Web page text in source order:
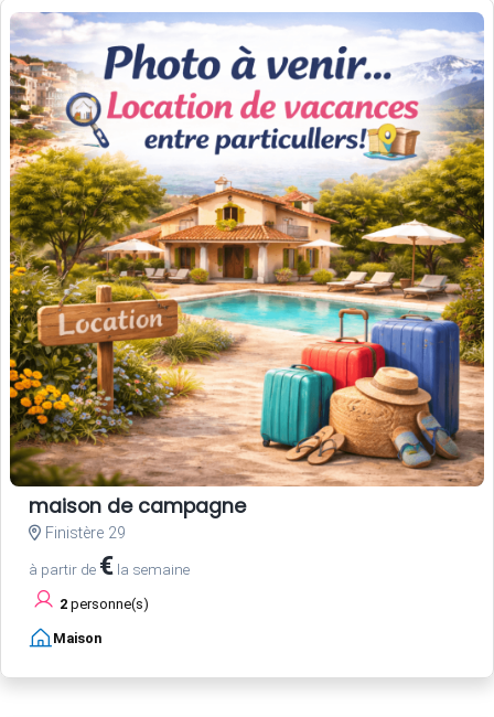
maison de campagne
Finistère 29
à partir de € la semaine
2 personne(s)
Maison